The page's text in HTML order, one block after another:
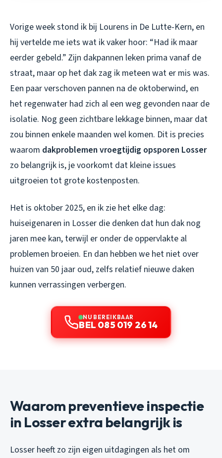
Vorige week stond ik bij Lourens in De Lutte-Kern, en
hij vertelde me iets wat ik vaker hoor: “Had ik maar
eerder gebeld.” Zijn dakpannen leken prima vanaf de
straat, maar op het dak zag ik meteen wat er mis was.
Een paar verschoven pannen na de oktoberwind, en
het regenwater had zich al een weg gevonden naar de
isolatie. Nog geen zichtbare lekkage binnen, maar dat
zou binnen enkele maanden wel komen. Dit is precies
waarom dakproblemen vroegtijdig opsporen Losser
zo belangrijk is, je voorkomt dat kleine issues
uitgroeien tot grote kostenposten.
Het is oktober 2025, en ik zie het elke dag:
huiseigenaren in Losser die denken dat hun dak nog
jaren mee kan, terwijl er onder de oppervlakte al
problemen broeien. En dan hebben we het niet over
huizen van 50 jaar oud, zelfs relatief nieuwe daken
kunnen verrassingen verbergen.
NU BEREIKBAAR
BEL 085 019 26 14
Waarom preventieve inspectie
in Losser extra belangrijk is
Losser heeft zo zijn eigen uitdagingen als het om